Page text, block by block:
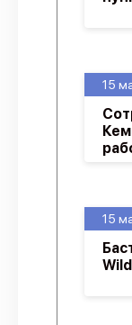
15
15